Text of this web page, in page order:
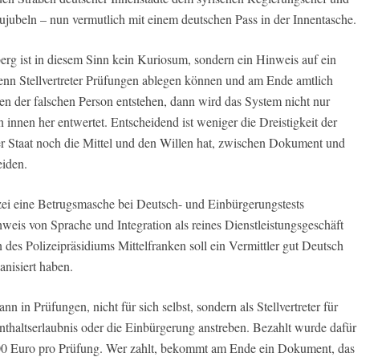
– nun vermutlich mit einem deutschen Pass in der Innentasche.
ist in diesem Sinn kein Kuriosum, sondern ein Hinweis auf ein
Stellvertreter Prüfungen ablegen können und am Ende amtlich
der falschen Person entstehen, dann wird das System nicht nur
innen her entwertet. Entscheidend ist weniger die Dreistigkeit der
Staat noch die Mittel und den Willen hat, zwischen Dokument und
eine Betrugsmasche bei Deutsch- und Einbürgerungstests
von Sprache und Integration als reines Dienstleistungsgeschäft
Polizeipräsidiums Mittelfranken soll ein Vermittler gut Deutsch
haben.
in Prüfungen, nicht für sich selbst, sondern als Stellvertreter für
oder die Einbürgerung anstreben. Bezahlt wurde dafür
Euro pro Prüfung. Wer zahlt, bekommt am Ende ein Dokument, das